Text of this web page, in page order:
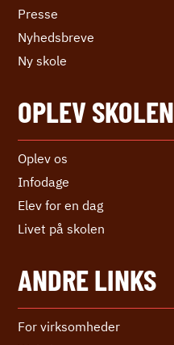
Presse
Nyhedsbreve
Ny skole
OPLEV SKOLEN
Oplev os
Infodage
Elev for en dag
Livet på skolen
ANDRE LINKS
For virksomheder